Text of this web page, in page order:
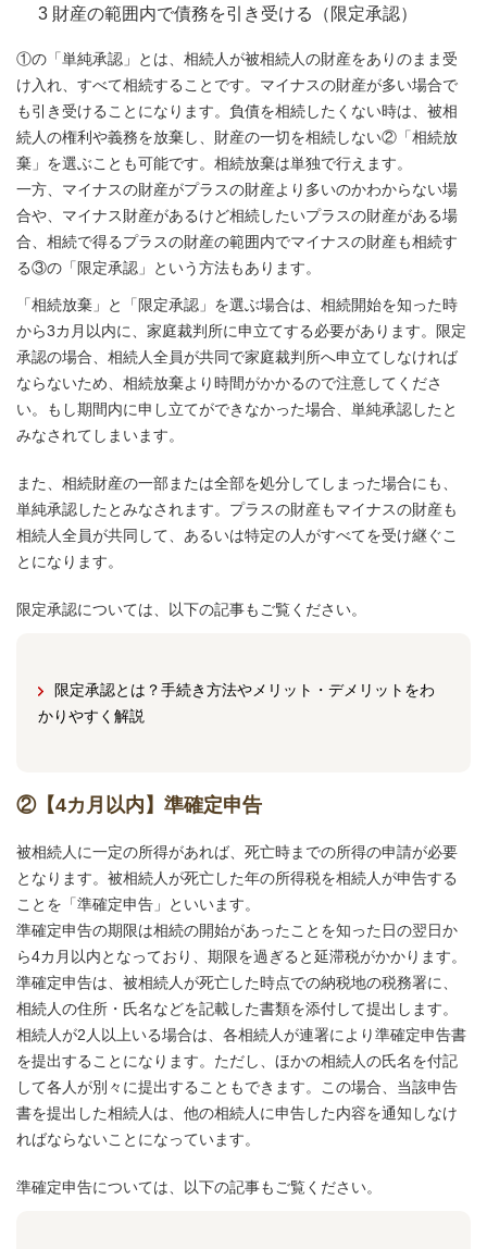
3 財産の範囲内で債務を引き受ける（限定承認）
①の「単純承認」とは、相続人が被相続人の財産をありのまま受
け入れ、すべて相続することです。マイナスの財産が多い場合で
も引き受けることになります。負債を相続したくない時は、被相
続人の権利や義務を放棄し、財産の一切を相続しない②「相続放
棄」を選ぶことも可能です。相続放棄は単独で行えます。
一方、マイナスの財産がプラスの財産より多いのかわからない場
合や、マイナス財産があるけど相続したいプラスの財産がある場
合、相続で得るプラスの財産の範囲内でマイナスの財産も相続す
る③の「限定承認」という方法もあります。
「相続放棄」と「限定承認」を選ぶ場合は、相続開始を知った時
から3カ月以内に、家庭裁判所に申立てする必要があります。限定
承認の場合、相続人全員が共同で家庭裁判所へ申立てしなければ
ならないため、相続放棄より時間がかかるので注意してくださ
い。もし期間内に申し立てができなかった場合、単純承認したと
みなされてしまいます。
また、相続財産の一部または全部を処分してしまった場合にも、
単純承認したとみなされます。プラスの財産もマイナスの財産も
相続人全員が共同して、あるいは特定の人がすべてを受け継ぐこ
とになります。
限定承認については、以下の記事もご覧ください。
限定承認とは？手続き方法やメリット・デメリットをわ
かりやすく解説
②【4カ月以内】準確定申告
被相続人に一定の所得があれば、死亡時までの所得の申請が必要
となります。被相続人が死亡した年の所得税を相続人が申告する
ことを「準確定申告」といいます。
準確定申告の期限は相続の開始があったことを知った日の翌日か
ら4カ月以内となっており、期限を過ぎると延滞税がかかります。
準確定申告は、被相続人が死亡した時点での納税地の税務署に、
相続人の住所・氏名などを記載した書類を添付して提出します。
相続人が2人以上いる場合は、各相続人が連署により準確定申告書
を提出することになります。ただし、ほかの相続人の氏名を付記
して各人が別々に提出することもできます。この場合、当該申告
書を提出した相続人は、他の相続人に申告した内容を通知しなけ
ればならないことになっています。
準確定申告については、以下の記事もご覧ください。